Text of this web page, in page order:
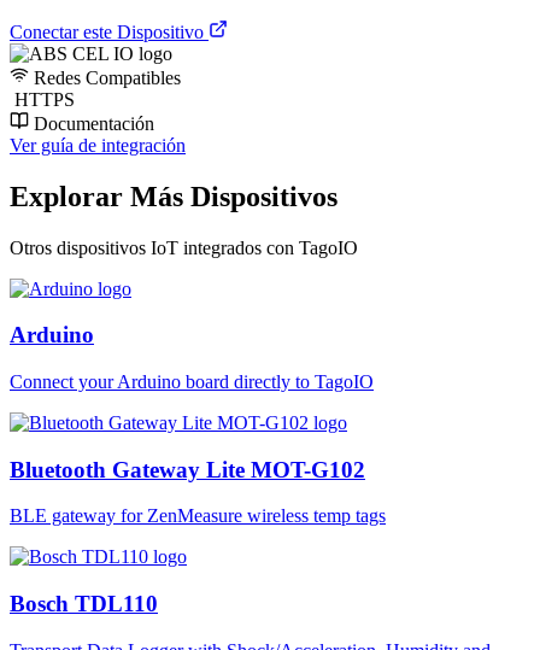
Conectar este Dispositivo
Redes Compatibles
HTTPS
Documentación
Ver guía de integración
Explorar Más Dispositivos
Otros dispositivos IoT integrados con TagoIO
Arduino
Connect your Arduino board directly to TagoIO
Bluetooth Gateway Lite MOT-G102
BLE gateway for ZenMeasure wireless temp tags
Bosch TDL110